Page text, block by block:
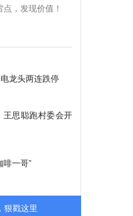
，发现价值！
龙头两连跌停
王思聪跑村委会开
啡一哥”
狠戳这里